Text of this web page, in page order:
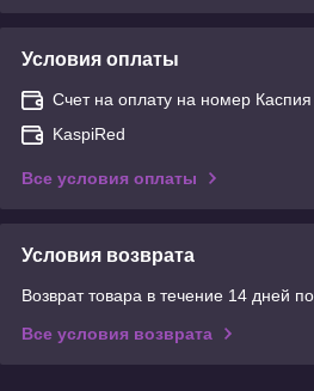
Условия оплаты
Счет на оплату на номер
KaspiRed
Все условия оплаты
Условия возврата
Возврат товара в течение 14 дней
Все условия возврата